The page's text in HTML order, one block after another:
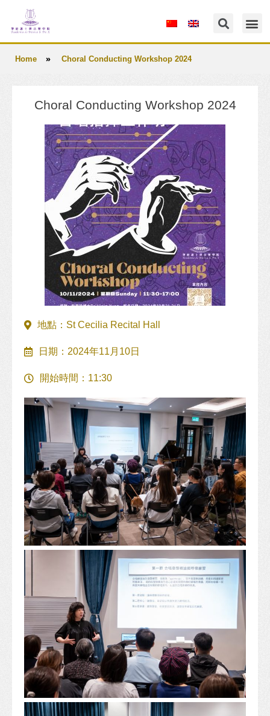
Home » Choral Conducting Workshop 2024
Choral Conducting Workshop 2024
地點：St Cecilia Recital Hall
日期：2024年11月10日
開始時間：11:30